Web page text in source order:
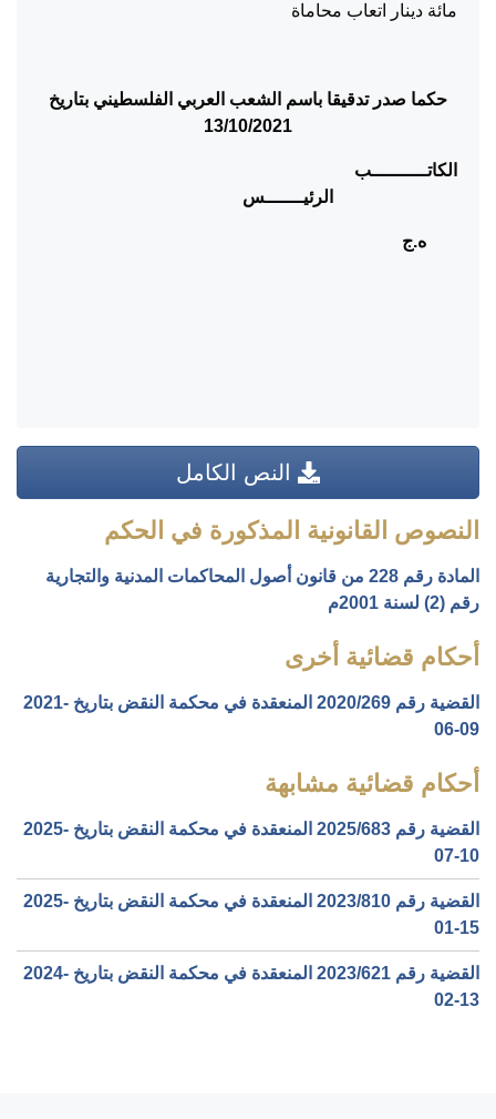
مائة دينار اتعاب محاماة
حكما صدر تدقيقا باسم الشعب العربي الفلسطيني بتاريخ
13/10/2021
الكاتــــــــــب
الرئيـــــــس
ه.ج
النص الكامل
النصوص القانونية المذكورة في الحكم
المادة رقم 228 من قانون أصول المحاكمات المدنية والتجارية
رقم (2) لسنة 2001م
أحكام قضائية أخرى
القضية رقم ‎269‏/‎2020‏ المنعقدة في محكمة النقض بتاريخ ‎2021-
06-09‏
أحكام قضائية مشابهة
القضية رقم ‎683‏/‎2025‏ المنعقدة في محكمة النقض بتاريخ ‎2025-
07-10‏
القضية رقم ‎810‏/‎2023‏ المنعقدة في محكمة النقض بتاريخ ‎2025-
01-15‏
القضية رقم ‎621‏/‎2023‏ المنعقدة في محكمة النقض بتاريخ ‎2024-
02-13‏